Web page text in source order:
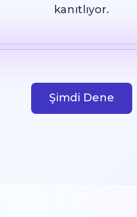
kanıtlıyor.
Şimdi Dene